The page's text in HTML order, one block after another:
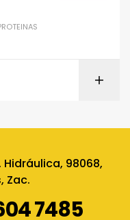
98068,
Zac.
7485